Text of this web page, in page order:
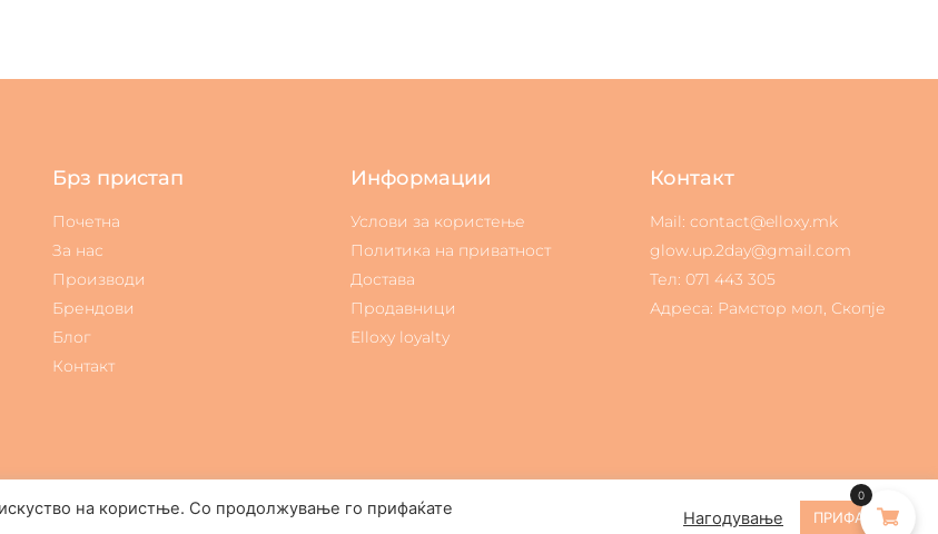
Брз пристап
Почетна
За нас
Производи
Брендови
Блог
Контакт
Информации
Услови за користење
Политика на приватност
Достава
Продавници
Elloxy loyalty
Контакт
Mail: contact@elloxy.mk
glow.up.2day@gmail.com
Тел: 071 443 305
Адреса: Рамстор мол, Скопје
© All rights reserved
на користње. Со продолжување го прифаќате
Нагодување ПРИФАЌАМ
0